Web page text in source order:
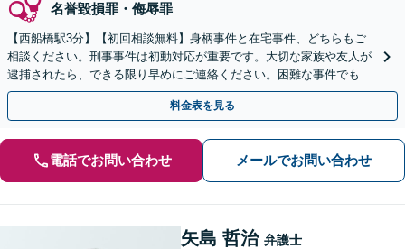
名誉毀損罪・侮辱罪
【西船橋駅3分】【初回相談無料】身柄事件と在宅事件、どちらもご
相談ください。刑事事件は初動対応が重要です。大切な家族や友人が
逮捕されたら、できる限り早めにご連絡ください。困難な事件でも粘
り強く対応し、より良い結果を目指します。
料金表を見る
電話でお問い合わせ メールでお問い合わせ
矢島 哲治 弁護士